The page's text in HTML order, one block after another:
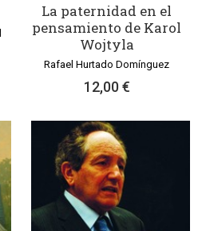
La paternidad en el
pensamiento de Karol
Wojtyla
Rafael Hurtado Domínguez
12,00 €